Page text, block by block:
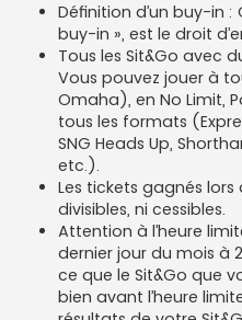
Définition d’un buy-in
buy-in », est le droit
Tous les Sit&Go avec
Vous pouvez jouer à
Omaha), en No Limit,
tous les formats
SNG Heads Up,
etc.).
Les tickets gagnés lors
divisibles, ni cessibles.
Attention à l’heure
dernier jour du mois à
ce que le Sit&Go que
bien avant l’heure